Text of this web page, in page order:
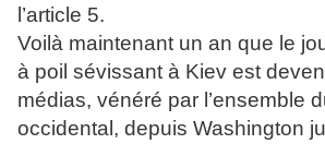
l’article 5.
Voilà maintenant un an que le
à poil sévissant à Kiev est
médias, vénéré par l’ensemble
occidental, depuis Washington